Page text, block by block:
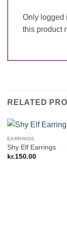
Only logged
this product
RELATED
EARRINGS
Shy Elf Earrings
kr.150.00